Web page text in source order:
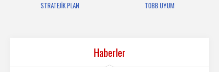
STRATEJİK PLAN TOBB UYUM
Haberler